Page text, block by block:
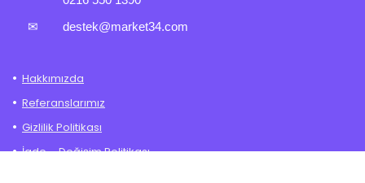
✉ destek@market34.com
Hakkımızda
Referanslarımız
Gizlilik Politikası
İade – Değişim Politikası